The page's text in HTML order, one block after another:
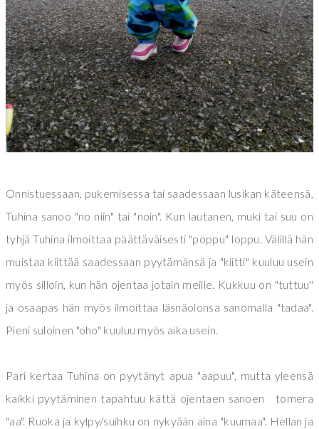
Onnistuessaan, pukemisessa tai saadessaan lusikan käteensä,
Tuhina sanoo "no niin" tai "noin". Kun lautanen, muki tai suu on
tyhjä Tuhina ilmoittaa päättäväisesti "poppu" loppu. Välillä hän
muistaa kiittää saadessaan pyytämänsä ja "kiitti" kuuluu usein
myös silloin, kun hän ojentaa jotain meille. Kukkuu on "tuttuu"
ja osaapas hän myös ilmoittaa läsnäolonsa sanomalla "tadaa".
Pieni suloinen "oho" kuuluu myös aika usein.
Pari kertaa Tuhina on pyytänyt apua "aapuu", mutta yleensä
kaikki pyytäminen tapahtuu kättä ojentaen sanoen tomera
"aa". Ruoka ja kylpy/suihku on nykyään aina "kuumaa". Hellan ja